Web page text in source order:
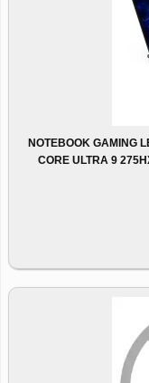
NOTEBOOK GAMING
CORE ULTRA 9